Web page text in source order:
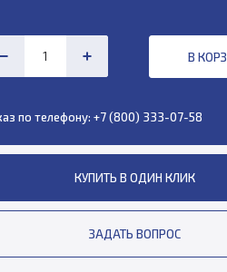
В
по телефону: +7 (800) 333-07-58
КУПИТЬ В ОДИН КЛИК
ЗАДАТЬ ВОПРОС